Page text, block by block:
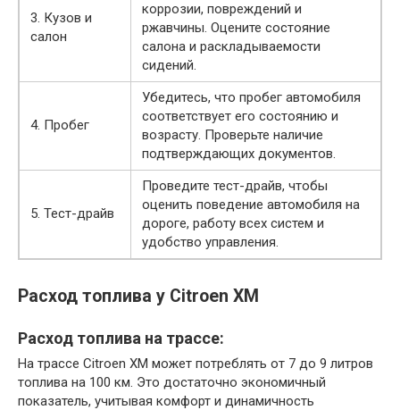
3. Кузов и
салон
коррозии, повреждений и
ржавчины. Оцените состояние
салона и раскладываемости
сидений.
4. Пробег
Убедитесь, что пробег автомобиля
соответствует его состоянию и
возрасту. Проверьте наличие
подтверждающих документов.
5. Тест-драйв
Проведите тест-драйв, чтобы
оценить поведение автомобиля на
дороге, работу всех систем и
удобство управления.
Расход топлива у Citroen XM
Расход топлива на трассе:
На трассе Citroen XM может потреблять от 7 до 9 литров
топлива на 100 км. Это достаточно экономичный
показатель, учитывая комфорт и динамичность